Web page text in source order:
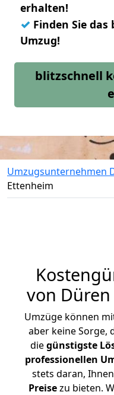
erhalten!
✓ Finden Sie
Umzug!
blitzschnell
Umzugsunternehmen
Ettenheim
von
Umzüge können
aber keine Sorge,
diegünstigste
professionellen
stets daran, Ihnen
Preisezu bieten.